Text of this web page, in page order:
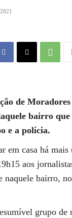
de
bairro
e a polícia.
em casa há
aos
naquele bairro,
grupo de